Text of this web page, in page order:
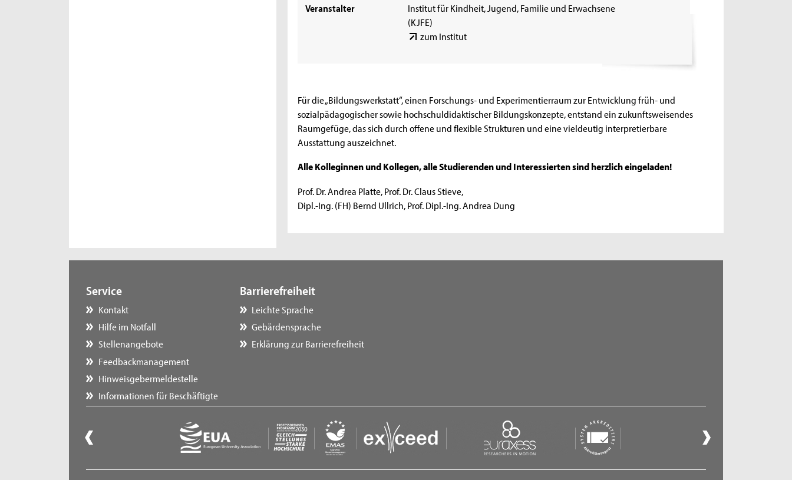
Veranstalter
Institut für Kindheit, Jugend, Familie und Erwachsene
(KJFE)
zum Institut
Für die „Bildungswerkstatt“, einen Forschungs- und Experimentierraum zur Entwicklung früh- und
sozialpädagogischer sowie hochschuldidaktischer Bildungskonzepte, entstand ein zukunftsweisendes
Raumgefüge, das sich durch offene und flexible Strukturen und eine vieldeutig interpretierbare
Ausstattung auszeichnet.
Alle Kolleginnen und Kollegen, alle Studierenden und Interessierten sind herzlich eingeladen!
Prof. Dr. Andrea Platte, Prof. Dr. Claus Stieve,
Dipl.-Ing. (FH) Bernd Ullrich, Prof. Dipl.-Ing. Andrea Dung
Service
Kontakt
Hilfe im Notfall
Stellenangebote
Feedbackmanagement
Hinweisgebermeldestelle
Informationen für Beschäftigte
Barrierefreiheit
Leichte Sprache
Gebärdensprache
Erklärung zur Barrierefreiheit